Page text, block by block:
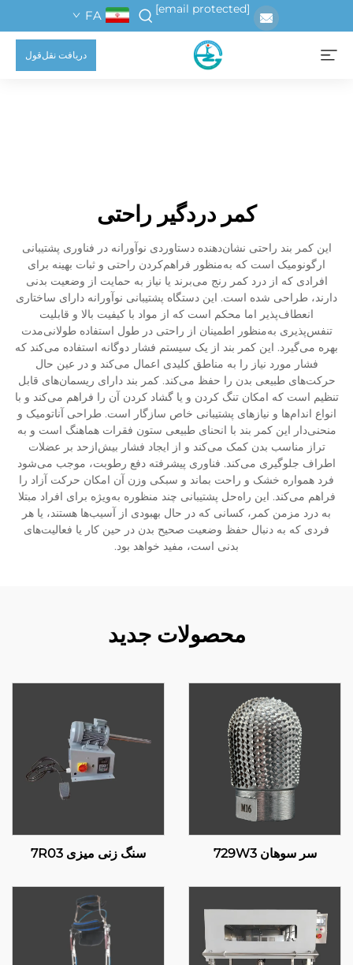
[email protected]
FA
دریافت نقل‌قول
کمر دردگیر راحتی
این کمر بند راحتی نشان‌دهنده دستاوردی نوآورانه در فناوری پشتیبانی
ارگونومیک است که به‌منظور فراهم‌کردن راحتی و ثبات بهینه برای
افرادی که از درد کمر رنج می‌برند یا نیاز به حمایت از وضعیت بدنی
دارند، طراحی شده است. این دستگاه پشتیبانی نوآورانه دارای ساختاری
انعطاف‌پذیر اما محکم است که از مواد با کیفیت بالا و قابلیت
تنفس‌پذیری به‌منظور اطمینان از راحتی در طول استفاده طولانی‌مدت
بهره می‌گیرد. این کمر بند از یک سیستم فشار دوگانه استفاده می‌کند که
فشار مورد نیاز را به مناطق کلیدی اعمال می‌کند و در عین حال
حرکت‌های طبیعی بدن را حفظ می‌کند. کمر بند دارای ریسمان‌های قابل
تنظیم است که امکان تنگ کردن و یا گشاد کردن آن را فراهم می‌کند و با
انواع اندام‌ها و نیازهای پشتیبانی خاص سازگار است. طراحی آناتومیک و
منحنی‌دار این کمر بند با انحنای طبیعی ستون فقرات هماهنگ است و به
تراز مناسب بدن کمک می‌کند و از ایجاد فشار بیش‌ازحد بر عضلات
اطراف جلوگیری می‌کند. فناوری پیشرفته دفع رطوبت، موجب می‌شود
فرد همواره خشک و راحت بماند و سبکی وزن آن امکان حرکت آزاد را
فراهم می‌کند. این راه‌حل پشتیبانی چند منظوره به‌ویژه برای افراد مبتلا
به درد مزمن کمر، کسانی که در حال بهبودی از آسیب‌ها هستند، یا هر
فردی که به دنبال حفظ وضعیت صحیح بدن در حین کار یا فعالیت‌های
بدنی است، مفید خواهد بود.
محصولات جدید
سر سوهان 729W3 سنگ زنی میزی 7R03